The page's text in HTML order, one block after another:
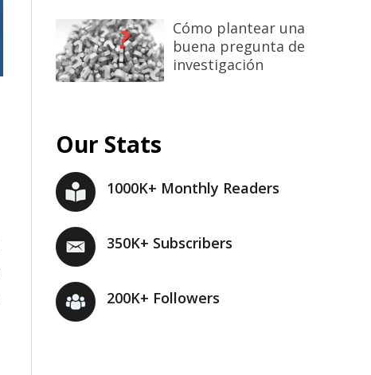
Cómo plantear una
buena pregunta de
investigación
Our Stats
1000K+ Monthly Readers
350K+ Subscribers
200K+ Followers